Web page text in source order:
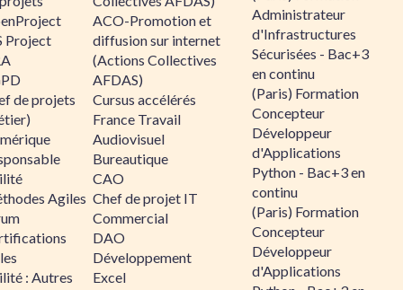
Project
de projets
Agiles
: Autres
ACO-Promotion et
diffusion sur internet
(Actions Collectives
AFDAS)
Cursus accélérés
France Travail
Audiovisuel
Bureautique
CAO
Chef de projet IT
Commercial
DAO
Développement
Excel
Administrateur
d'Infrastructures
Sécurisées - Bac+3
en continu
(Paris) Formation
Concepteur
Développeur
d'Applications
Python - Bac+3 en
continu
(Paris) Formation
Concepteur
Développeur
d'Applications